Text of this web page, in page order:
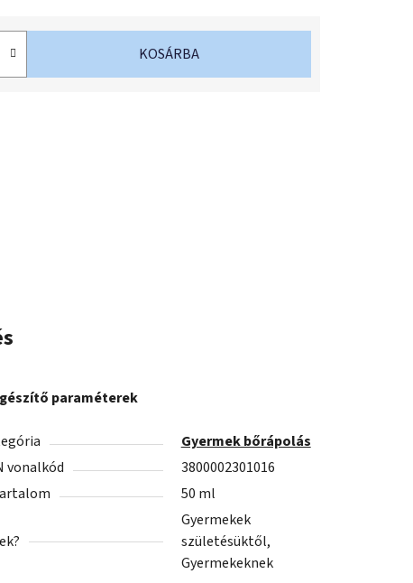
KOSÁRBA
paraméterek
Gyermek bőrápolás
vonalkód
3800002301016
50 ml
Gyermekek
születésüktől,
Gyermekeknek